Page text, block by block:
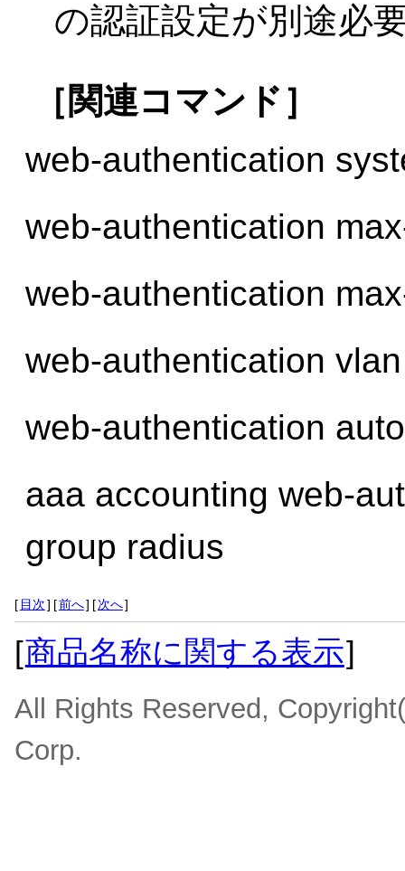
の認証設定が別途必
［関連コマンド］
web-authentication
web-authentication
web-authentication
web-authentication vlan
web-authentication
aaa accounting web-
group radius
[ 目次] [前へ] [次へ]
[商品名称に関する表示]
All Rights Reserved,
Corp.